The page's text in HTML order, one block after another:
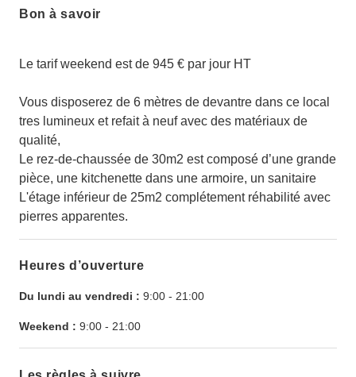
Bon à savoir
Le tarif weekend est de 945 € par jour HT
Vous disposerez de 6 mètres de devantre dans ce local
tres lumineux et refait à neuf avec des matériaux de
qualité,
Le rez-de-chaussée de 30m2 est composé d’une grande
pièce, une kitchenette dans une armoire, un sanitaire
L'étage inférieur de 25m2 complétement réhabilité avec
pierres apparentes.
Heures d’ouverture
Du lundi au vendredi : 9:00 - 21:00
Weekend : 9:00 - 21:00